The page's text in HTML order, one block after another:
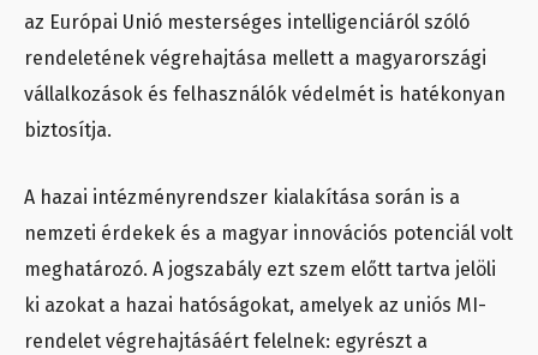
az Európai Unió mesterséges intelligenciáról szóló
rendeletének végrehajtása mellett a magyarországi
vállalkozások és felhasználók védelmét is hatékonyan
biztosítja.
A hazai intézményrendszer kialakítása során is a
nemzeti érdekek és a magyar innovációs potenciál volt
meghatározó. A jogszabály ezt szem előtt tartva jelöli
ki azokat a hazai hatóságokat, amelyek az uniós MI-
rendelet végrehajtásáért felelnek: egyrészt a